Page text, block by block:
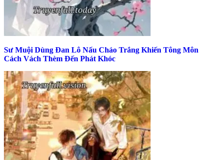
Sư Muội Dùng Đan Lô Nấu Cháo Trắng Khiến Tông Môn
Cách Vách Thèm Đến Phát Khóc